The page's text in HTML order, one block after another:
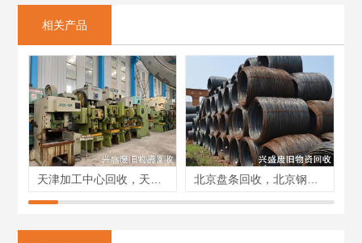
相关产品